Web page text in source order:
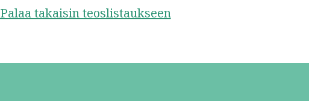
Palaa takaisin teoslistaukseen